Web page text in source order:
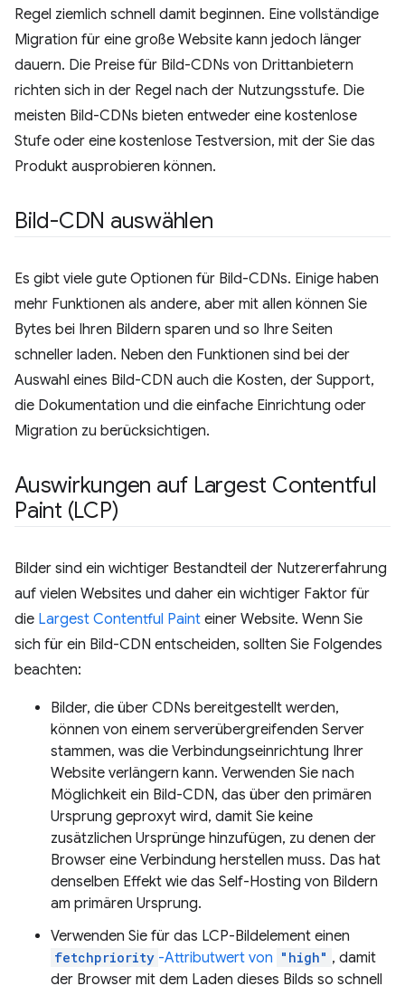
Regel ziemlich schnell damit beginnen. Eine vollständige
Migration für eine große Website kann jedoch länger
dauern. Die Preise für Bild-CDNs von Drittanbietern
richten sich in der Regel nach der Nutzungsstufe. Die
meisten Bild-CDNs bieten entweder eine kostenlose
Stufe oder eine kostenlose Testversion, mit der Sie das
Produkt ausprobieren können.
Bild-CDN auswählen
Es gibt viele gute Optionen für Bild-CDNs. Einige haben
mehr Funktionen als andere, aber mit allen können Sie
Bytes bei Ihren Bildern sparen und so Ihre Seiten
schneller laden. Neben den Funktionen sind bei der
Auswahl eines Bild-CDN auch die Kosten, der Support,
die Dokumentation und die einfache Einrichtung oder
Migration zu berücksichtigen.
Auswirkungen auf Largest Contentful
Paint (LCP)
Bilder sind ein wichtiger Bestandteil der Nutzererfahrung
auf vielen Websites und daher ein wichtiger Faktor für
die Largest Contentful Paint einer Website. Wenn Sie
sich für ein Bild-CDN entscheiden, sollten Sie Folgendes
beachten:
Bilder, die über CDNs bereitgestellt werden,
können von einem serverübergreifenden Server
stammen, was die Verbindungseinrichtung Ihrer
Website verlängern kann. Verwenden Sie nach
Möglichkeit ein Bild-CDN, das über den primären
Ursprung geproxyt wird, damit Sie keine
zusätzlichen Ursprünge hinzufügen, zu denen der
Browser eine Verbindung herstellen muss. Das hat
denselben Effekt wie das Self-Hosting von Bildern
am primären Ursprung.
Verwenden Sie für das LCP-Bildelement einen
fetchpriority -Attributwert von "high" , damit
der Browser mit dem Laden dieses Bilds so schnell